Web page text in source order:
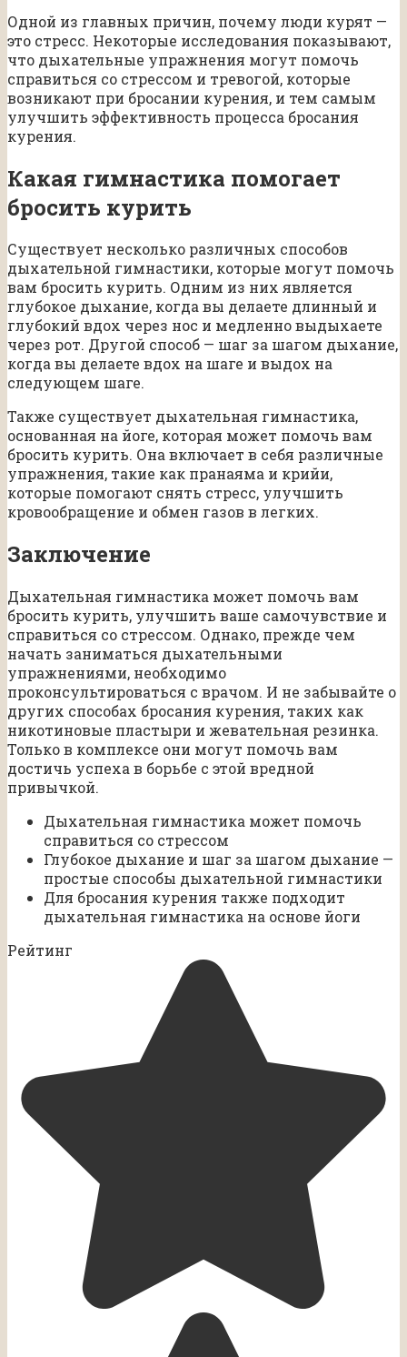
Одной из главных причин, почему люди курят —
это стресс. Некоторые исследования показывают,
что дыхательные упражнения могут помочь
справиться со стрессом и тревогой, которые
возникают при бросании курения, и тем самым
улучшить эффективность процесса бросания
курения.
Какая гимнастика помогает
бросить курить
Существует несколько различных способов
дыхательной гимнастики, которые могут помочь
вам бросить курить. Одним из них является
глубокое дыхание, когда вы делаете длинный и
глубокий вдох через нос и медленно выдыхаете
через рот. Другой способ — шаг за шагом дыхание,
когда вы делаете вдох на шаге и выдох на
следующем шаге.
Также существует дыхательная гимнастика,
основанная на йоге, которая может помочь вам
бросить курить. Она включает в себя различные
упражнения, такие как пранаяма и крийи,
которые помогают снять стресс, улучшить
кровообращение и обмен газов в легких.
Заключение
Дыхательная гимнастика может помочь вам
бросить курить, улучшить ваше самочувствие и
справиться со стрессом. Однако, прежде чем
начать заниматься дыхательными
упражнениями, необходимо
проконсультироваться с врачом. И не забывайте о
других способах бросания курения, таких как
никотиновые пластыри и жевательная резинка.
Только в комплексе они могут помочь вам
достичь успеха в борьбе с этой вредной
привычкой.
Дыхательная гимнастика может помочь
справиться со стрессом
Глубокое дыхание и шаг за шагом дыхание —
простые способы дыхательной гимнастики
Для бросания курения также подходит
дыхательная гимнастика на основе йоги
Рейтинг